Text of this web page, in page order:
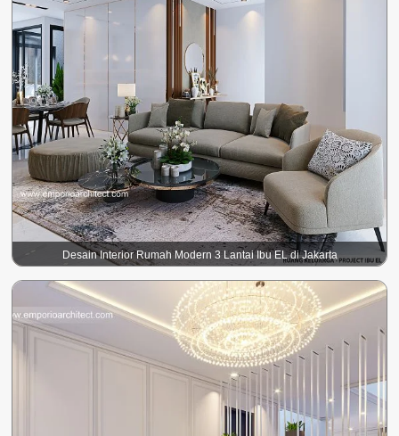
Desain Interior Rumah Modern 3 Lantai Ibu EL di Jakarta